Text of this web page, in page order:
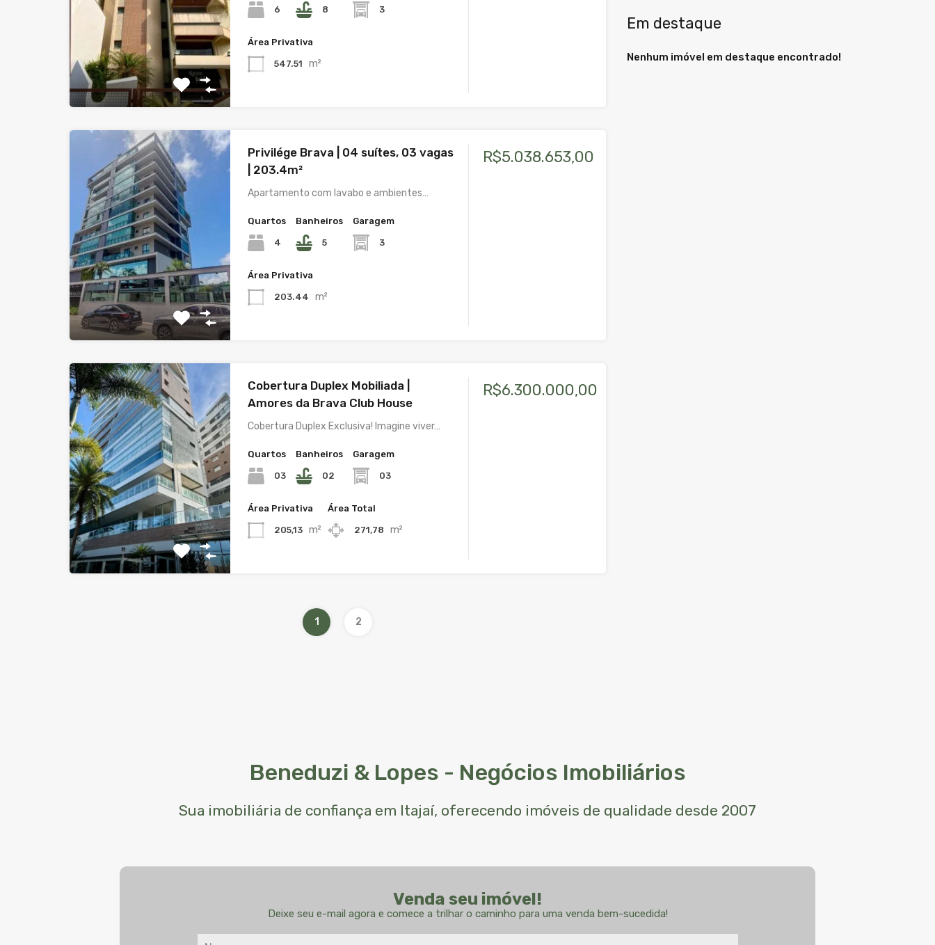
6 8 3
Área Privativa
547.51 m²
Privilége Brava | 04 suítes, 03 vagas
| 203.4m²
Apartamento com lavabo e ambientes…
Quartos
4
Banheiros
5
Garagem
3
Área Privativa
203.44 m²
R$5.038.653,00
Cobertura Duplex Mobiliada |
Amores da Brava Club House
Cobertura Duplex Exclusiva! Imagine viver…
Quartos
03
Banheiros
02
Garagem
03
Área Privativa
205,13 m²
Área Total
271,78 m²
R$6.300.000,00
1 2
Em destaque
Nenhum imóvel em destaque encontrado!
Beneduzi & Lopes - Negócios Imobiliários
Sua imobiliária de confiança em Itajaí, oferecendo imóveis de qualidade desde 2007
Venda seu imóvel!
Deixe seu e-mail agora e comece a trilhar o caminho para uma venda bem-sucedida!